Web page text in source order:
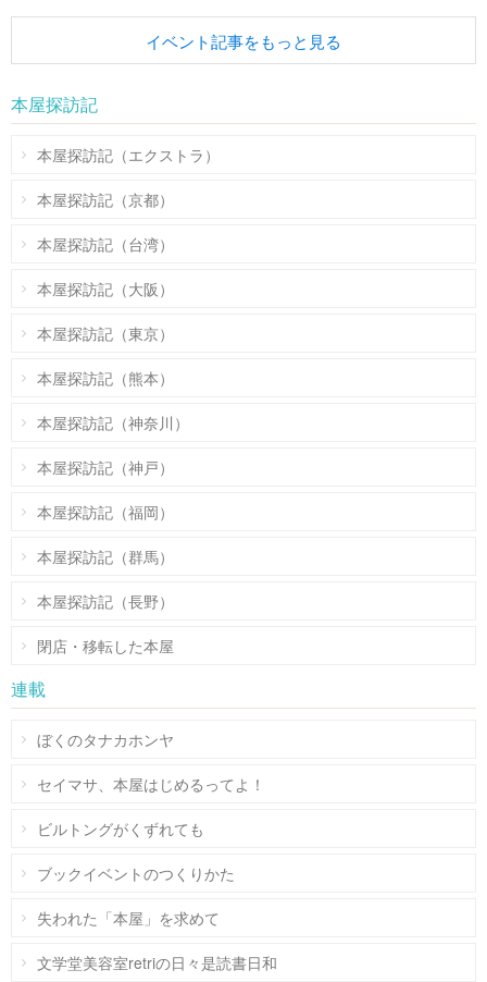
イベント記事をもっと見る
本屋探訪記
本屋探訪記（エクストラ）
本屋探訪記（京都）
本屋探訪記（台湾）
本屋探訪記（大阪）
本屋探訪記（東京）
本屋探訪記（熊本）
本屋探訪記（神奈川）
本屋探訪記（神戸）
本屋探訪記（福岡）
本屋探訪記（群馬）
本屋探訪記（長野）
閉店・移転した本屋
連載
ぼくのタナカホンヤ
セイマサ、本屋はじめるってよ！
ビルトングがくずれても
ブックイベントのつくりかた
失われた「本屋」を求めて
文学堂美容室retriの日々是読書日和